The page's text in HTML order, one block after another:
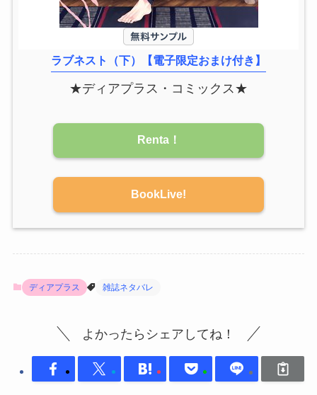
ラブネスト（下）【電子限定おまけ付き】
★ディアプラス・コミックス★
Renta！
BookLive!
ディアプラス 雑誌ネタバレ
よかったらシェアしてね！